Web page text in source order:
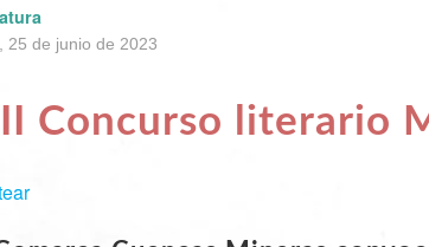
25 de junio de 2023
Concurso literario